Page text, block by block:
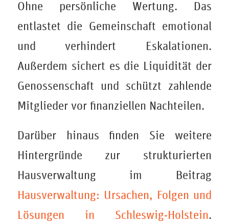
Ohne persönliche Wertung. Das
entlastet die Gemeinschaft emotional
und verhindert Eskalationen.
Außerdem sichert es die Liquidität der
Genossenschaft und schützt zahlende
Mitglieder vor finanziellen Nachteilen.
Darüber hinaus finden Sie weitere
Hintergründe zur strukturierten
Hausverwaltung im Beitrag
Hausverwaltung: Ursachen, Folgen und
Lösungen in Schleswig-Holstein.